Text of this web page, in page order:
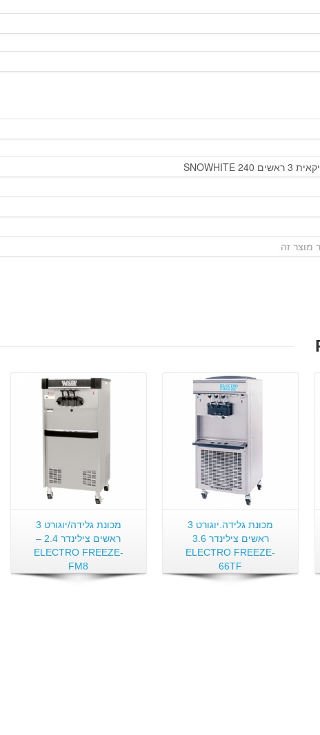
פרטים:
מכונת גלידה/יוגורט 3
ראשים צילינדר 2.4 –
ELECTRO FREEZE-
FM8
פרטים:
מכונת גלידה.יוגורט 3
ראשים צילינדר 3.6
ELECTRO FREEZE-
66TF